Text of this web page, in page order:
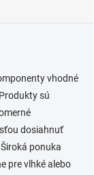
vhodné
sú
dosiahnuť
ponuka
pre vlhké alebo